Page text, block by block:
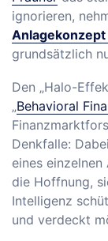
ignorieren,
Anlagekonzept
grundsätzlich
Den „Halo-
„Behavioral
Denkfalle:
eines einzelnen
die Hoffnung,
Intelligenz
und verdeckt